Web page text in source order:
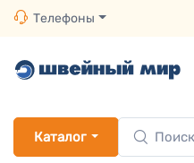
Телефоны
Каталог